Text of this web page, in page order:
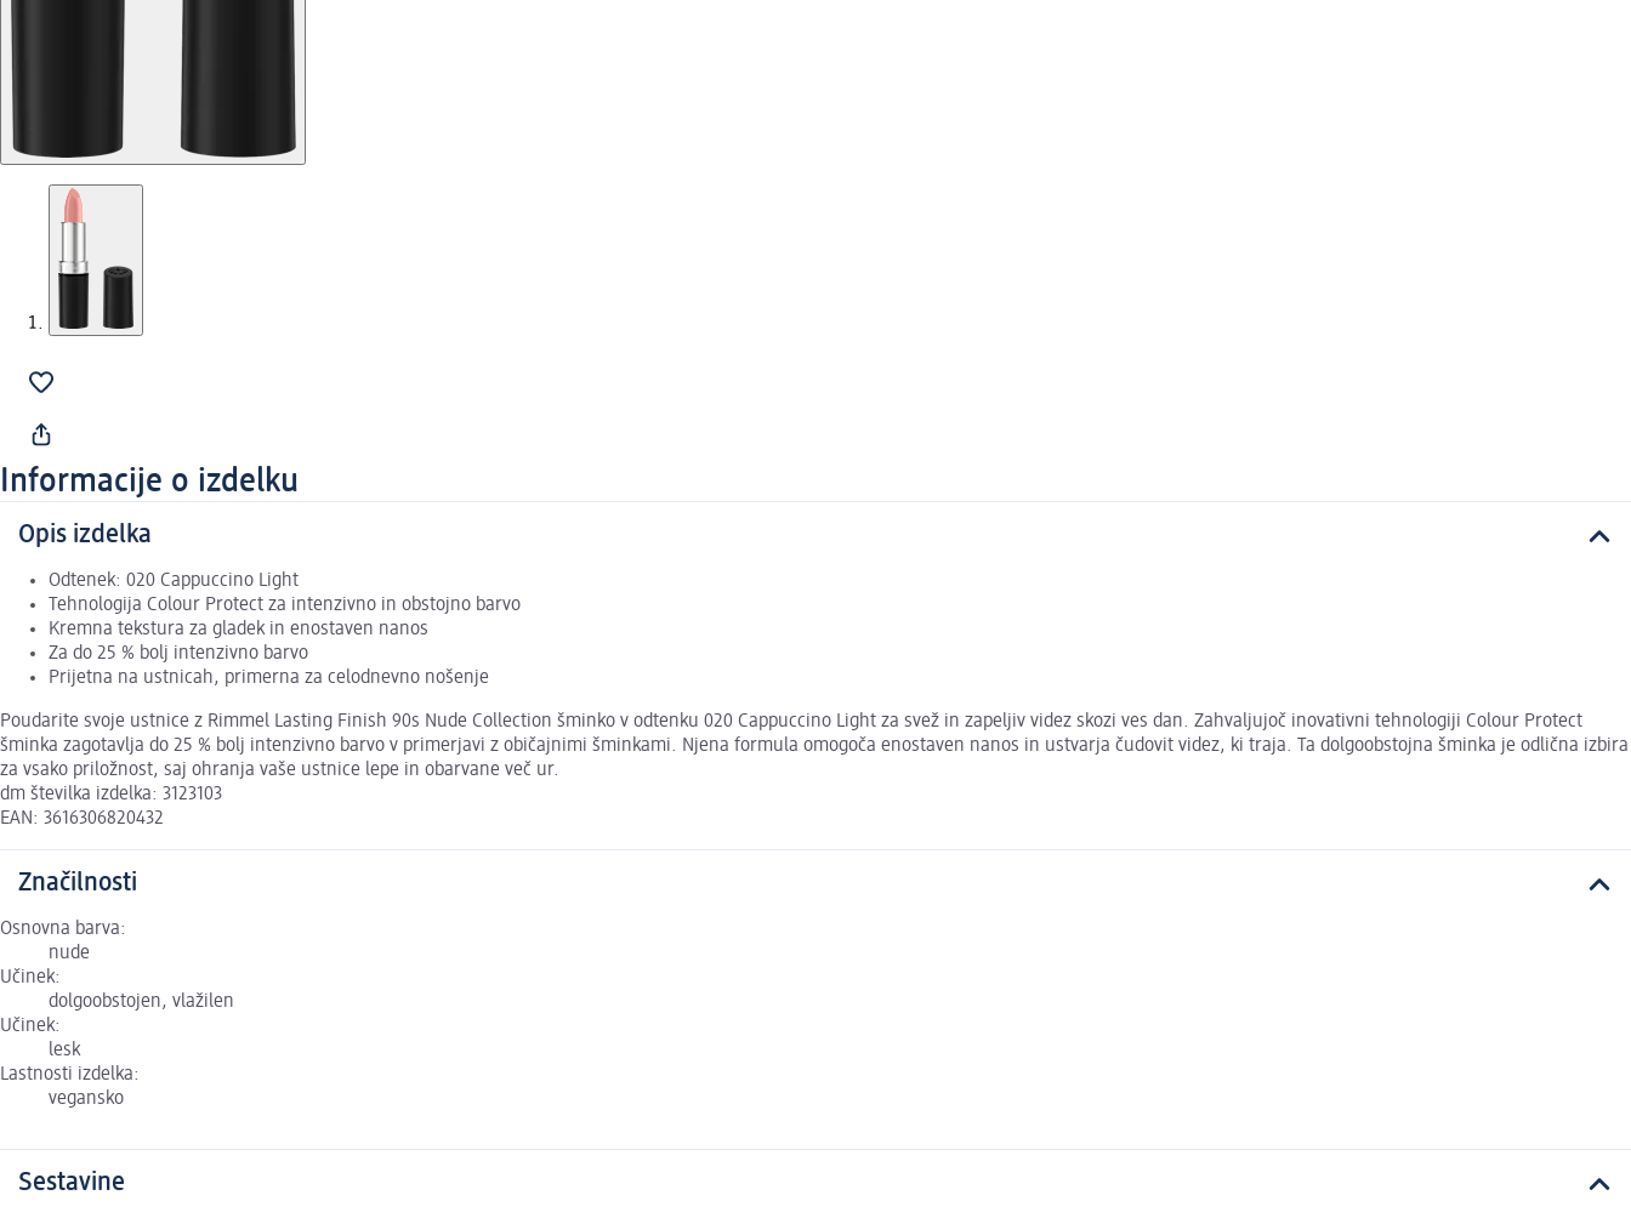
Informacije o izdelku
Opis izdelka
Odtenek: 020 Cappuccino Light
Tehnologija Colour Protect za intenzivno in obstojno barvo
Kremna tekstura za gladek in enostaven nanos
Za do 25 % bolj intenzivno barvo
Prijetna na ustnicah, primerna za celodnevno nošenje
Poudarite svoje ustnice z Rimmel Lasting Finish 90s Nude Collection šminko v odtenku 020 Cappuccino Light za svež in zapeljiv videz skozi ves dan. Zahvaljujoč inovativni tehnologiji Colour Protect
šminka zagotavlja do 25 % bolj intenzivno barvo v primerjavi z običajnimi šminkami. Njena formula omogoča enostaven nanos in ustvarja čudovit videz, ki traja. Ta dolgoobstojna šminka je odlična izbira
za vsako priložnost, saj ohranja vaše ustnice lepe in obarvane več ur.
dm številka izdelka: 3123103
EAN: 3616306820432
Značilnosti
Osnovna barva:
nude
Učinek:
dolgoobstojen, vlažilen
Učinek:
lesk
Lastnosti izdelka:
vegansko
Sestavine